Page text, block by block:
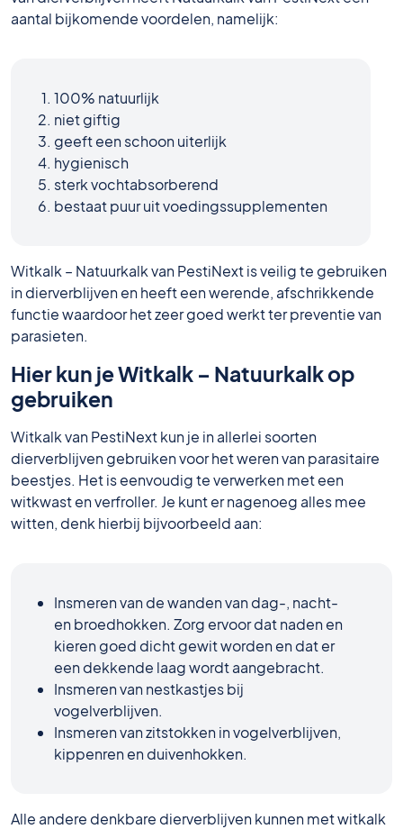
aantal bijkomende voordelen, namelijk:
100% natuurlijk
niet giftig
geeft een schoon uiterlijk
hygienisch
sterk vochtabsorberend
bestaat puur uit voedingssupplementen
Witkalk – Natuurkalk van PestiNext is veilig te gebruiken
in dierverblijven en heeft een werende, afschrikkende
functie waardoor het zeer goed werkt ter preventie van
parasieten.
Hier kun je Witkalk – Natuurkalk op
gebruiken
Witkalk van PestiNext kun je in allerlei soorten
dierverblijven gebruiken voor het weren van parasitaire
beestjes. Het is eenvoudig te verwerken met een
witkwast en verfroller. Je kunt er nagenoeg alles mee
witten, denk hierbij bijvoorbeeld aan:
Insmeren van de wanden van dag-, nacht-
en broedhokken. Zorg ervoor dat naden en
kieren goed dicht gewit worden en dat er
een dekkende laag wordt aangebracht.
Insmeren van nestkastjes bij
vogelverblijven.
Insmeren van zitstokken in vogelverblijven,
kippenren en duivenhokken.
Alle andere denkbare dierverblijven kunnen met witkalk